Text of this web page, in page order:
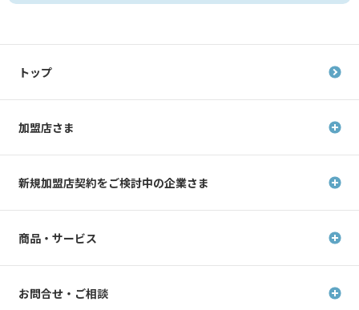
トップ
加盟店さま
新規加盟店契約をご検討中の企業さま
商品・サービス
お問合せ・ご相談